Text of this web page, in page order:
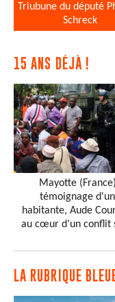
Triubune du député
Schreck
15 ANS DÉJÀ !
Mayotte
témoignage
habitante, Aude
au cœur d’un conflit
LA RUBRIQUE